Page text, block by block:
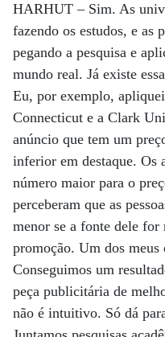
HARHUT –Sim. As
fazendo os estudos, e as
pegando a pesquisa e
mundo real. Já existe
Eu, por exemplo,
Connecticut e a Clark
anúncio que tem um
inferior em destaque. Os
número maior para o
perceberam que as
menor se a fonte dele
promoção. Um dos meus
Conseguimos um
peça publicitária de
não é intuitivo. Só dá